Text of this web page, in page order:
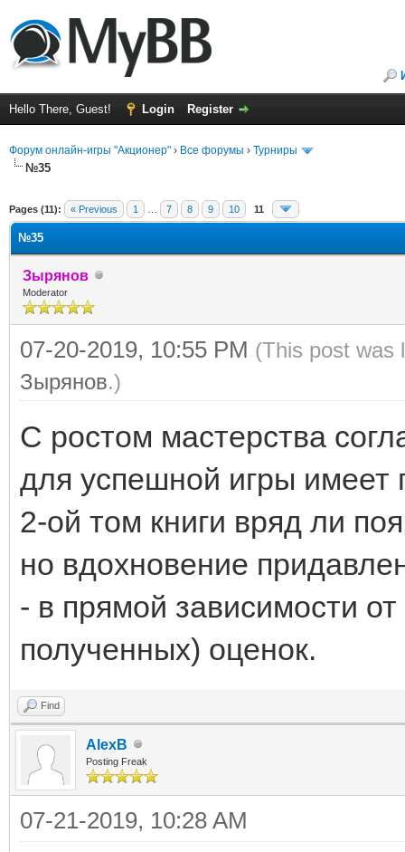
Hello There, Guest! Login Register
Форум онлайн-игры "Акционер" › Все форумы › Турниры
№35
Pages (11): « Previous 1 7 8 9 10 11
№35
Зырянов
Moderator
07-20-2019, 10:55 PM (This post was
Зырянов.)
С ростом мастерства
для успешной игры имеет
2-ой том книги вряд ли
но вдохновение
- в прямой зависимости
полученных) оценок.
Find
AlexB
Posting Freak
07-21-2019, 10:28 AM